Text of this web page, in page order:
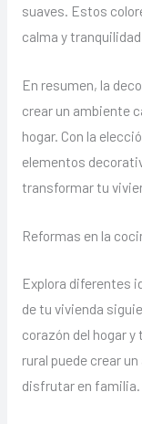
suaves. Estos
calma y
En resumen, la
crear un ambiente
hogar. Con la
elementos
transformar tu
Reformas en la
Explora diferentes
de tu vivienda
corazón del hogar
rural puede crear
disfrutar en familia.